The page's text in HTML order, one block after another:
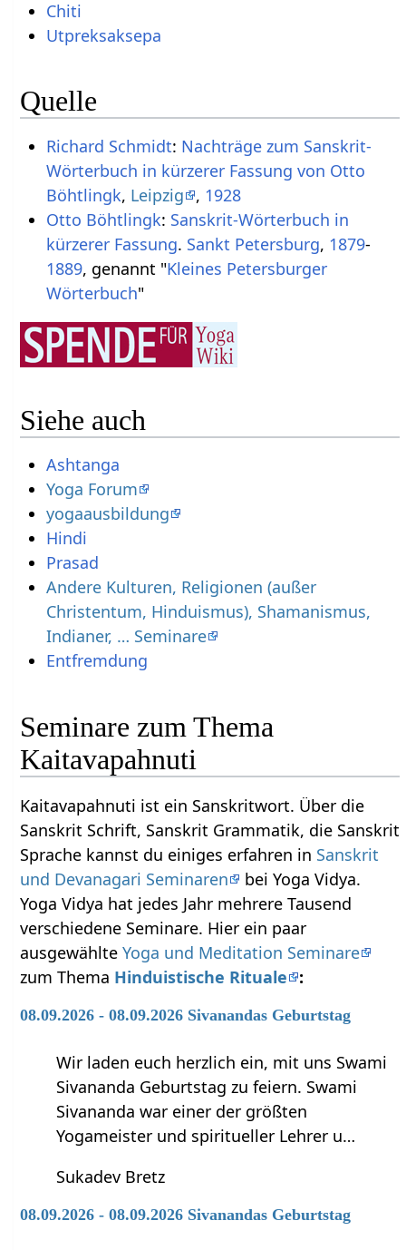
Chiti
Utpreksaksepa
Quelle
Richard Schmidt: Nachträge zum Sanskrit-
Wörterbuch in kürzerer Fassung von Otto
Böhtlingk, Leipzig , 1928
Otto Böhtlingk: Sanskrit-Wörterbuch in
kürzerer Fassung. Sankt Petersburg, 1879-
1889, genannt "Kleines Petersburger
Wörterbuch"
Siehe auch
Ashtanga
Yoga Forum
yogaausbildung
Hindi
Prasad
Andere Kulturen, Religionen (außer
Christentum, Hinduismus), Shamanismus,
Indianer, … Seminare
Entfremdung
Seminare zum Thema
Kaitavapahnuti
Kaitavapahnuti ist ein Sanskritwort. Über die
Sanskrit Schrift, Sanskrit Grammatik, die Sanskrit
Sprache kannst du einiges erfahren in Sanskrit
und Devanagari Seminaren
bei Yoga Vidya.
Yoga Vidya hat jedes Jahr mehrere Tausend
verschiedene Seminare. Hier ein paar
ausgewählteYoga und Meditation Seminare
zum Thema Hinduistische Rituale :
08.09.2026 - 08.09.2026 Sivanandas Geburtstag
Wir laden euch herzlich ein, mit uns Swami
Sivananda Geburtstag zu feiern. Swami
Sivananda war einer der größten
Yogameister und spiritueller Lehrer u…
Sukadev Bretz
08.09.2026 - 08.09.2026 Sivanandas Geburtstag